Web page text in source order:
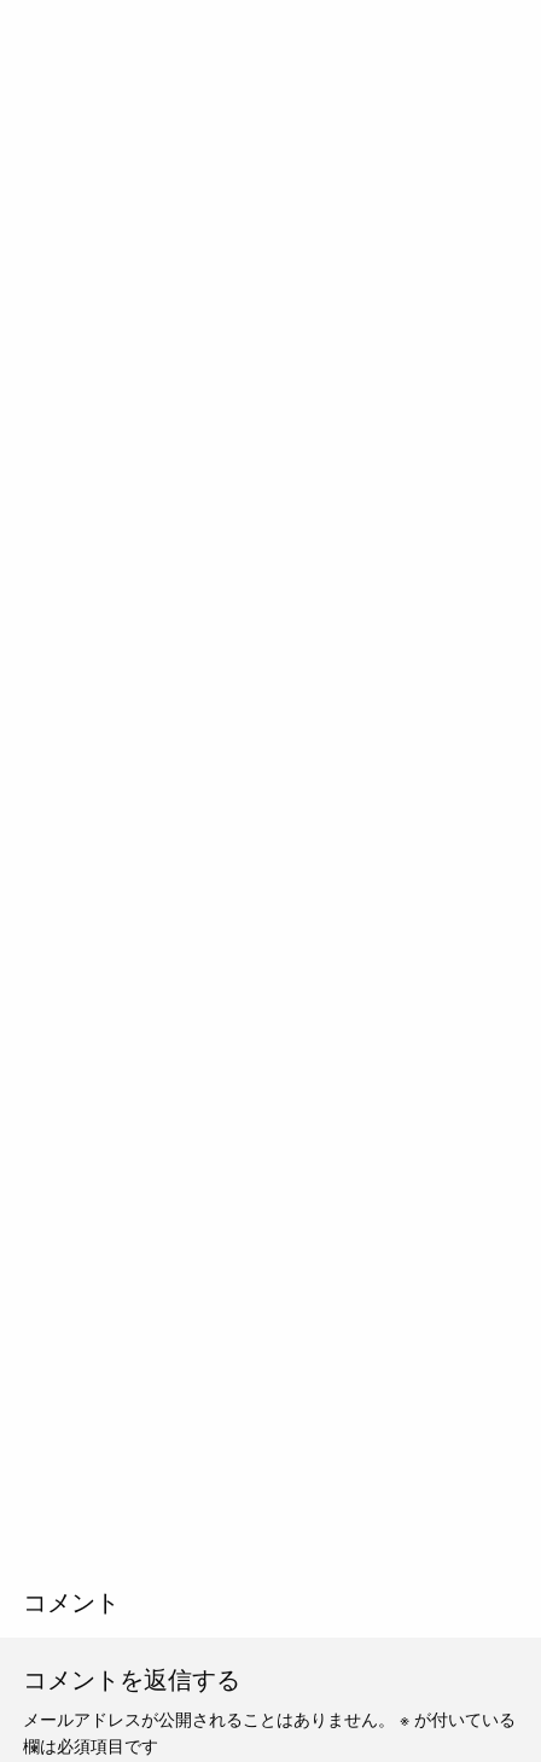
コメント
コメントを返信する
メールアドレスが公開されることはありません。 ※ が付いている
欄は必須項目です